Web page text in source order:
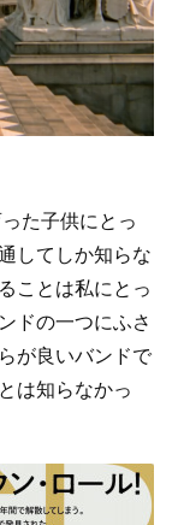
た子供にとっ
してしか知らな
ことは私にとっ
ドの一つにふさ
が良いバンドで
は知らなかっ